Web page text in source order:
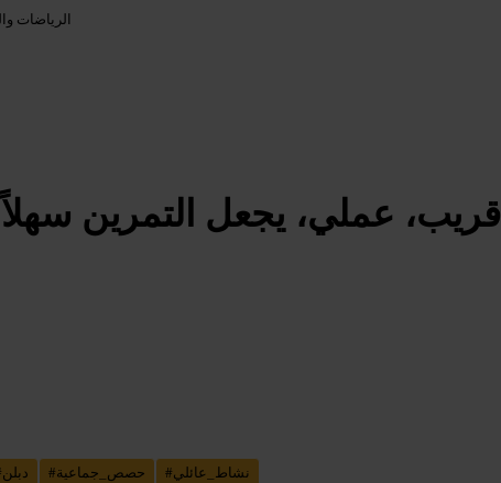
الرياضات
قريب، عملي، يجعل التمرين سهلاً
دبلن #حصص_جماعية #نشاط_عائلي